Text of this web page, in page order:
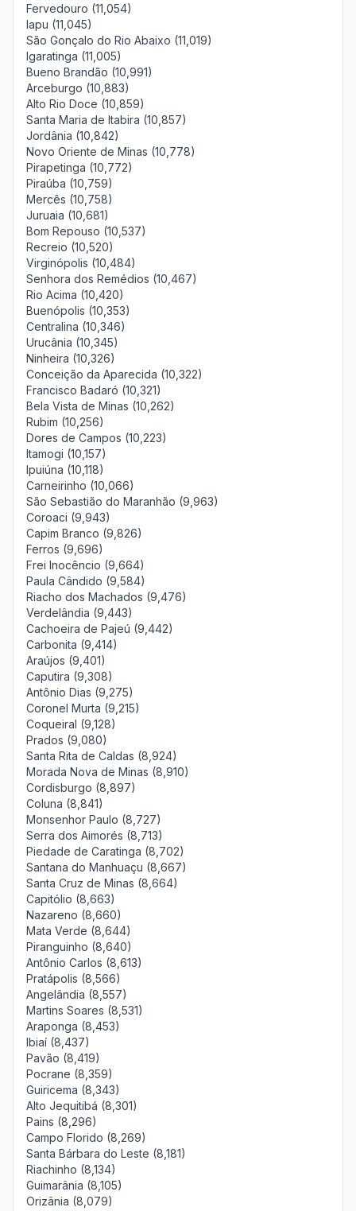
Fervedouro (11,054)
Iapu (11,045)
São Gonçalo do Rio Abaixo (11,019)
Igaratinga (11,005)
Bueno Brandão (10,991)
Arceburgo (10,883)
Alto Rio Doce (10,859)
Santa Maria de Itabira (10,857)
Jordânia (10,842)
Novo Oriente de Minas (10,778)
Pirapetinga (10,772)
Piraúba (10,759)
Mercês (10,758)
Juruaia (10,681)
Bom Repouso (10,537)
Recreio (10,520)
Virginópolis (10,484)
Senhora dos Remédios (10,467)
Rio Acima (10,420)
Buenópolis (10,353)
Centralina (10,346)
Urucânia (10,345)
Ninheira (10,326)
Conceição da Aparecida (10,322)
Francisco Badaró (10,321)
Bela Vista de Minas (10,262)
Rubim (10,256)
Dores de Campos (10,223)
Itamogi (10,157)
Ipuiúna (10,118)
Carneirinho (10,066)
São Sebastião do Maranhão (9,963)
Coroaci (9,943)
Capim Branco (9,826)
Ferros (9,696)
Frei Inocêncio (9,664)
Paula Cândido (9,584)
Riacho dos Machados (9,476)
Verdelândia (9,443)
Cachoeira de Pajeú (9,442)
Carbonita (9,414)
Araújos (9,401)
Caputira (9,308)
Antônio Dias (9,275)
Coronel Murta (9,215)
Coqueiral (9,128)
Prados (9,080)
Santa Rita de Caldas (8,924)
Morada Nova de Minas (8,910)
Cordisburgo (8,897)
Coluna (8,841)
Monsenhor Paulo (8,727)
Serra dos Aimorés (8,713)
Piedade de Caratinga (8,702)
Santana do Manhuaçu (8,667)
Santa Cruz de Minas (8,664)
Capitólio (8,663)
Nazareno (8,660)
Mata Verde (8,644)
Piranguinho (8,640)
Antônio Carlos (8,613)
Pratápolis (8,566)
Angelândia (8,557)
Martins Soares (8,531)
Araponga (8,453)
Ibiaí (8,437)
Pavão (8,419)
Pocrane (8,359)
Guiricema (8,343)
Alto Jequitibá (8,301)
Pains (8,296)
Campo Florido (8,269)
Santa Bárbara do Leste (8,181)
Riachinho (8,134)
Guimarânia (8,105)
Orizânia (8,079)